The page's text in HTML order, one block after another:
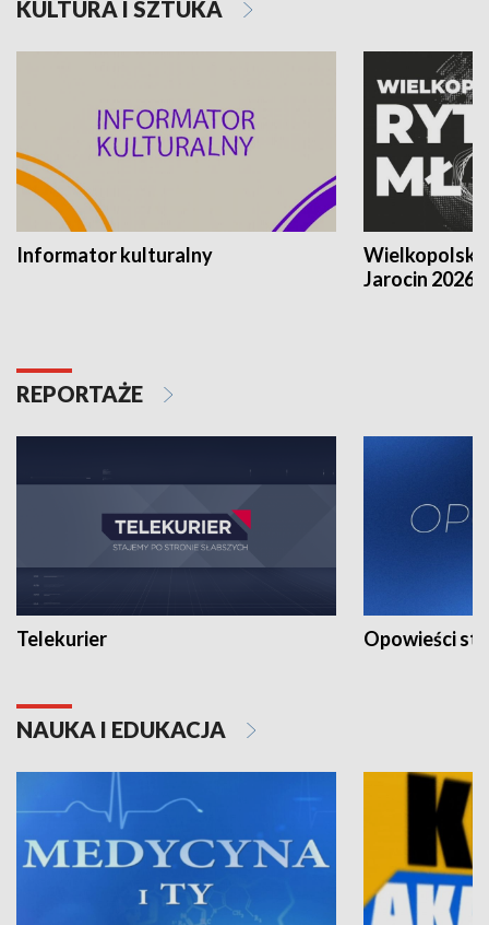
KULTURA I SZTUKA
Informator kulturalny
Jarocin 2026
REPORTAŻE
Telekurier Opowieści
NAUKA I EDUKACJA